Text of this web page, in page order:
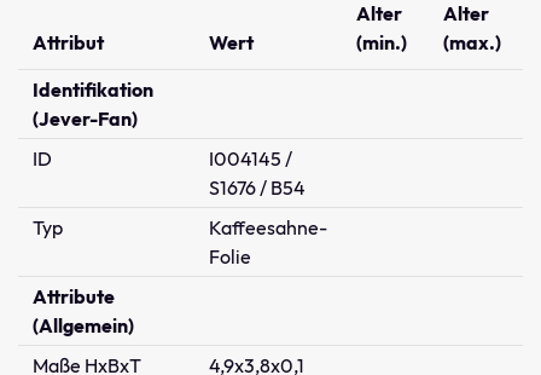
Attribut Wert
Alter
(min.)
Alter
(max.)
Identifikation
(Jever-Fan)
ID
I004145 /
S1676 / B54
Typ
Kaffeesahne-
Folie
Attribute
(Allgemein)
Maße HxBxT
4,9x3,8x0,1